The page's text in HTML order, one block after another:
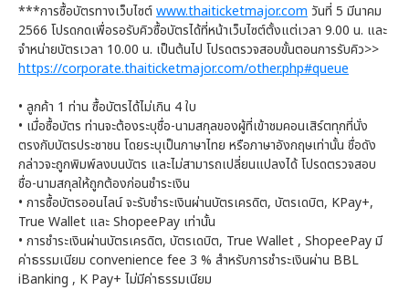
***การซื้อบัตรทางเว็บไซต์www.thaiticketmajor.com วันที่ 5 มีนาคม
2566 โปรดกดเพื่อรอรับคิวซื้อบัตรได้ที่หน้าเว็บไซต์ตั้งแต่เวลา 9.00 น. และ
จำหน่ายบัตรเวลา 10.00 น. เป็นต้นไป โปรดตรวจสอบขั้นตอนการรับคิว>>
https://corporate.thaiticketmajor.com/other.php#queue
• ลูกค้า 1 ท่าน ซื้อบัตรได้ไม่เกิน 4 ใบ
• เมื่อซื้อบัตร ท่านจะต้องระบุชื่อ-นามสกุลของผู้ที่เข้าชมคอนเสิร์ตทุกที่นั่ง
ตรงกับบัตรประชาชน โดยระบุเป็นภาษาไทย หรือภาษาอังกฤษเท่านั้น ชื่อดัง
กล่าวจะถูกพิมพ์ลงบนบัตร และไม่สามารถเปลี่ยนแปลงได้ โปรดตรวจสอบ
ชื่อ-นามสกุลให้ถูกต้องก่อนชำระเงิน
• การซื้อบัตรออนไลน์ จะรับชำระเงินผ่านบัตรเครดิต, บัตรเดบิต, KPay+,
True Wallet และ ShopeePay เท่านั้น
• การชำระเงินผ่านบัตรเครดิต, บัตรเดบิต, True Wallet , ShopeePay มี
ค่าธรรมเนียม convenience fee 3 % สำหรับการชำระเงินผ่าน BBL
iBanking , K Pay+ ไม่มีค่าธรรมเนียม